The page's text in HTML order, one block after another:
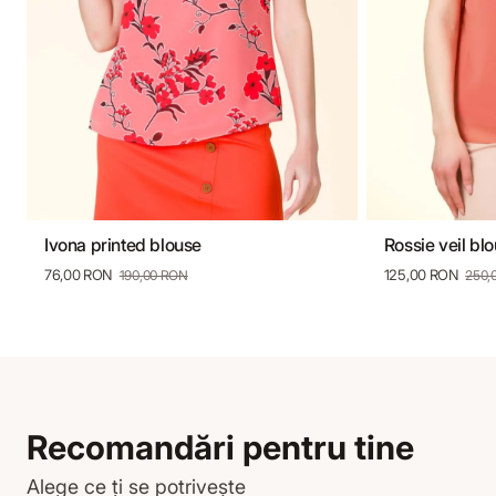
34 36 38 40
Ivona printed blouse
76,00 RON 190,00 RON
36 38
Rossie veil
125,00 RON
Recomandări pentru tine
Alege ce ți se potrivește